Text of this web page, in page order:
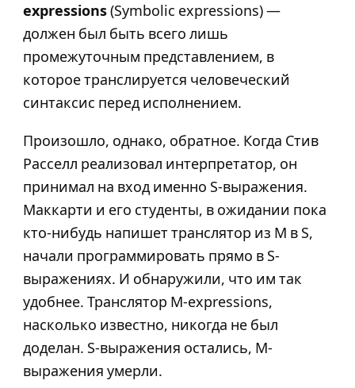
expressions(Symbolic expressions) —
должен был быть всего лишь
промежуточным представлением, в
которое транслируется человеческий
синтаксис перед исполнением.
Произошло, однако, обратное. Когда Стив
Расселл реализовал интерпретатор, он
принимал на вход именно S-выражения.
Маккарти и его студенты, в ожидании пока
кто-нибудь напишет транслятор из M в S,
начали программировать прямо в S-
выражениях. И обнаружили, что им так
удобнее. Транслятор M-expressions,
насколько известно, никогда не был
доделан. S-выражения остались, M-
выражения умерли.